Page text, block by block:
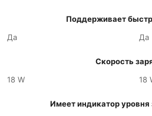
Поддерживает
Да
Да
Скорость
18 W
18
Имеет индикатор уровня